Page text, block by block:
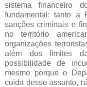
sistema financeiro
fundamental: tanto a
sanções criminais e
no território
organizações
além dos limites
possibilidade de
mesmo porque o
cuida desse assunto,